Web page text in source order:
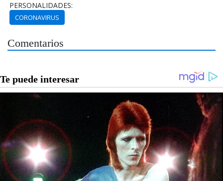
PERSONALIDADES:
CORONAVIRUS
Comentarios